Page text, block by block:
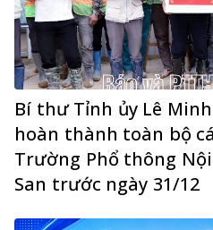
Bí thư Tỉnh ủy Lê
hoàn thành toàn bộ
Trường Phổ thông
San trước ngày 31/12